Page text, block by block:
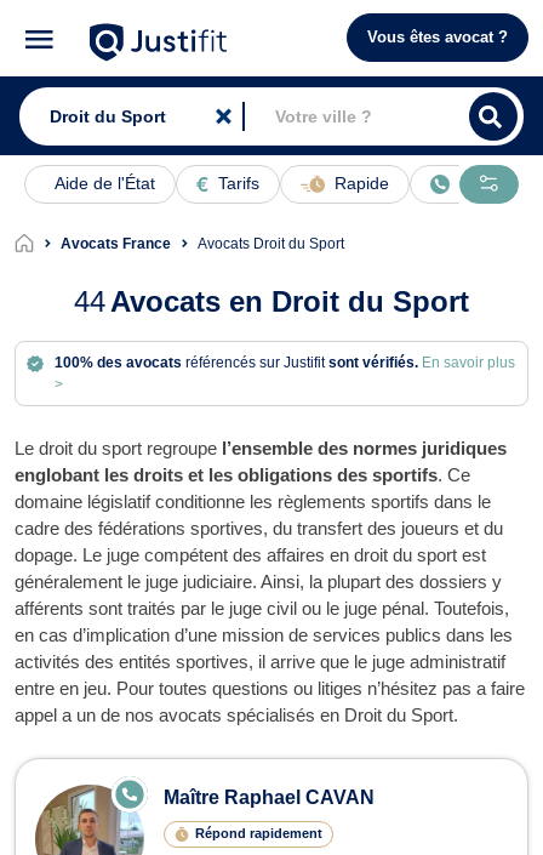
Vous êtes avocat ?
Aide de l'État Tarifs Rapide En ligne
Avocats France Avocats Droit du Sport
44Avocats en Droit du Sport
100% des avocats référencés sur Justifitsont vérifiés. En savoir plus
>
Le droit du sport regroupe l’ensemble des normes juridiques
englobant les droits et les obligations des sportifs. Ce
domaine législatif conditionne les règlements sportifs dans le
cadre des fédérations sportives, du transfert des joueurs et du
dopage. Le juge compétent des affaires en droit du sport est
généralement le juge judiciaire. Ainsi, la plupart des dossiers y
afférents sont traités par le juge civil ou le juge pénal. Toutefois,
en cas d’implication d’une mission de services publics dans les
activités des entités sportives, il arrive que le juge administratif
entre en jeu. Pour toutes questions ou litiges n’hésitez pas a faire
appel a un de nos avocats spécialisés en Droit du Sport.
Avocats en Droit du Sport
Maître Raphael CAVAN
Répond rapidement
E
N
LI
G